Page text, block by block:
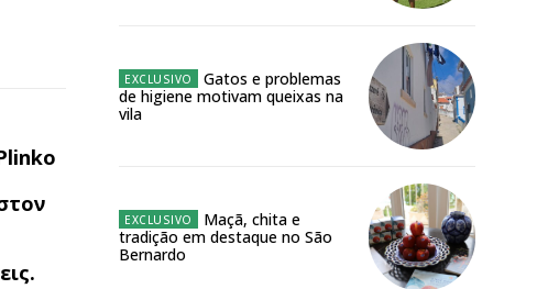
assinatura anual
Gatos e problemas
de higiene motivam queixas na
vila
Maçã, chita e
tradição em destaque no São
Bernardo